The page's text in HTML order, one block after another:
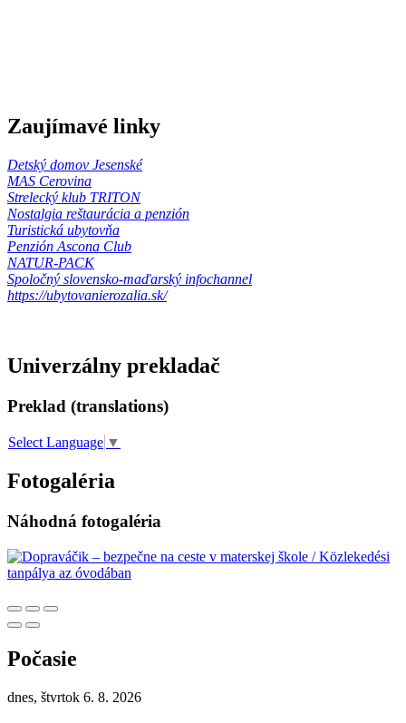
Zaujímavé linky
Detský domov Jesenské
MAS Cerovina
Strelecký klub TRITON
Nostalgia reštaurácia a penzión
Turistická ubytovňa
Penzión Ascona Club
NATUR-PACK
Spoločný slovensko-maďarský infochannel
https://ubytovanierozalia.sk/
Univerzálny prekladač
Preklad (translations)
Select Language ▼
Fotogaléria
Náhodná fotogaléria
Počasie
dnes, štvrtok 6. 8. 2026